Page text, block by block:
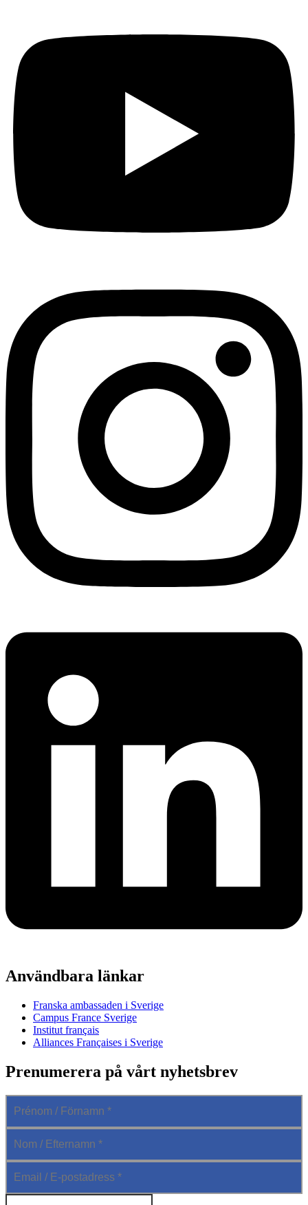
Användbara länkar
Franska ambassaden i Sverige
Campus France Sverige
Institut français
Alliances Françaises i Sverige
Prenumerera på vårt nyhetsbrev